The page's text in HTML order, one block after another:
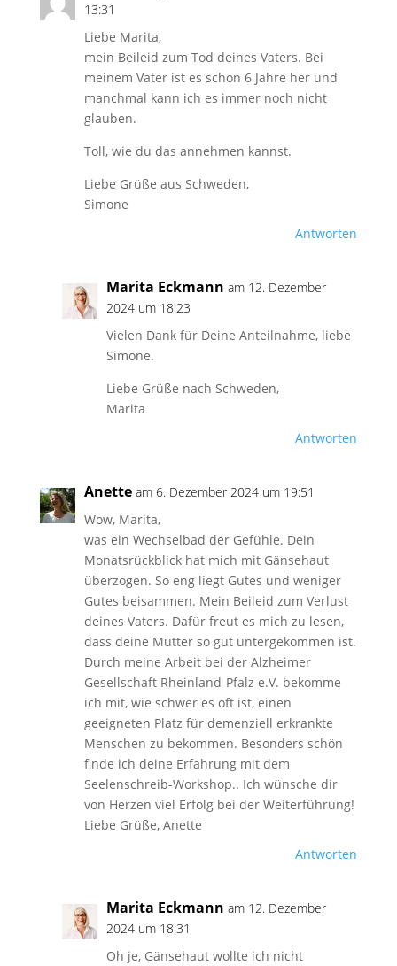
13:31
Liebe Marita,
mein Beileid zum Tod deines Vaters. Bei
meinem Vater ist es schon 6 Jahre her und
manchmal kann ich es immer noch nicht
glauben.
Toll, wie du das annehmen kannst.
Liebe Grüße aus Schweden,
Simone
Antworten
Marita Eckmann am 12. Dezember
2024 um 18:23
Vielen Dank für Deine Anteilnahme, liebe
Simone.
Liebe Grüße nach Schweden,
Marita
Antworten
Anette am 6. Dezember 2024 um 19:51
Wow, Marita,
was ein Wechselbad der Gefühle. Dein
Monatsrückblick hat mich mit Gänsehaut
überzogen. So eng liegt Gutes und weniger
Gutes beisammen. Mein Beileid zum Verlust
deines Vaters. Dafür freut es mich zu lesen,
dass deine Mutter so gut untergekommen ist.
Durch meine Arbeit bei der Alzheimer
Gesellschaft Rheinland-Pfalz e.V. bekomme
ich mit, wie schwer es oft ist, einen
geeigneten Platz für demenziell erkrankte
Menschen zu bekommen. Besonders schön
finde ich deine Erfahrung mit dem
Seelenschreib-Workshop.. Ich wünsche dir
von Herzen viel Erfolg bei der Weiterführung!
Liebe Grüße, Anette
Antworten
Marita Eckmann am 12. Dezember
2024 um 18:31
Oh je, Gänsehaut wollte ich nicht